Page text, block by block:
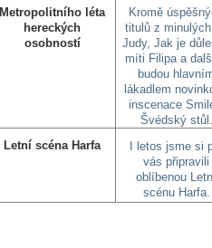
Metropolitního léta
hereckých
osobností
Kromě
titulů z
Judy, Jak je
míti Filipa a
budou
lákadlem
inscenace
Švédský stůl.
Letní scéna Harfa
I letos jsme si
vás připravili
oblíbenou
scénu Harfa.